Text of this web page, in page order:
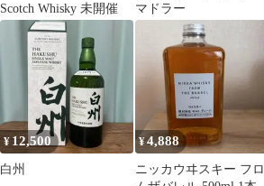
Scotch Whisky 未開催
マドラー
¥ 12,500
白州
¥4,888
ニッカウヰスキー フロ